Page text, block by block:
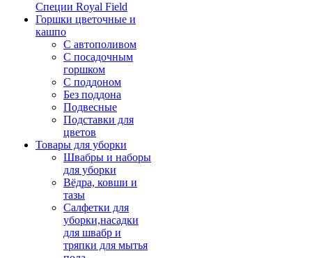
Специи Royal Field
Горшки цветочные и
кашпо
С автополивом
С посадочным
горшком
С поддоном
Без поддона
Подвесные
Подставки для
цветов
Товары для уборки
Швабры и наборы
для уборки
Вёдра, ковши и
тазы
Салфетки для
уборки,насадки
для швабр и
тряпки для мытья